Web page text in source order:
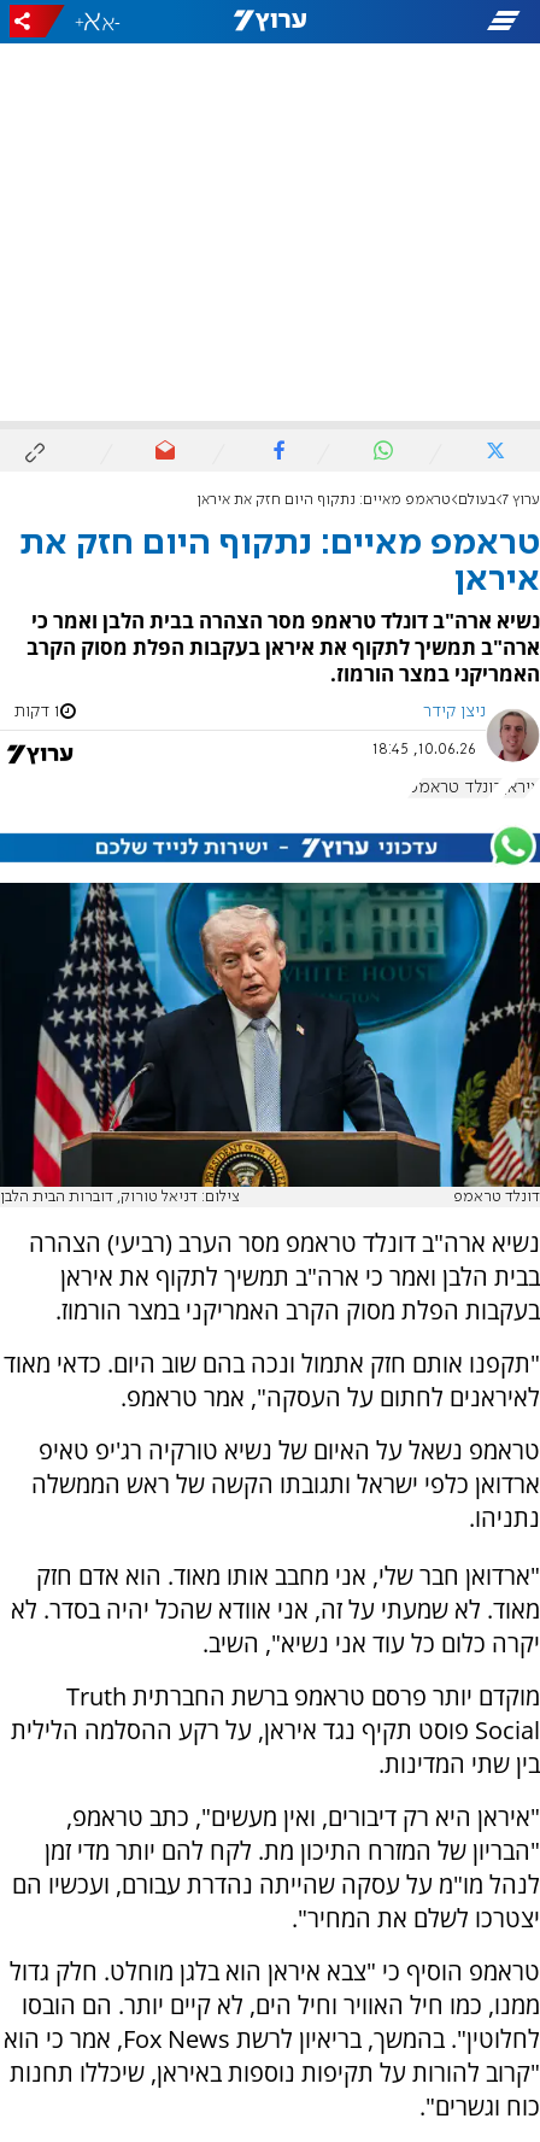
-
+
ערוץ 7 בעולם טראמפ מאיים: נתקוף היום חזק את איראן
טראמפ מאיים: נתקוף היום חזק את
איראן
נשיא ארה"ב דונלד טראמפ מסר הצהרה בבית הלבן ואמר כי
ארה"ב תמשיך לתקוף את איראן בעקבות הפלת מסוק הקרב
האמריקני במצר הורמוז.
ניצן קידר 1 דקות
10.06.26, 18:45
איראן דונלד טראמפ
דונלד טראמפ צילום: דניאל טורוק, דוברות הבית הלבן
נשיא ארה"ב דונלד טראמפ מסר הערב (רביעי) הצהרה
בבית הלבן ואמר כי ארה"ב תמשיך לתקוף את איראן
בעקבות הפלת מסוק הקרב האמריקני במצר הורמוז.
"תקפנו אותם חזק אתמול ונכה בהם שוב היום. כדאי מאוד
לאיראנים לחתום על העסקה", אמר טראמפ.
טראמפ נשאל על האיום של נשיא טורקיה רג'יפ טאיפ
ארדואן כלפי ישראל ותגובתו הקשה של ראש הממשלה
נתניהו.
"ארדואן חבר שלי, אני מחבב אותו מאוד. הוא אדם חזק
מאוד. לא שמעתי על זה, אני אוודא שהכל יהיה בסדר. לא
יקרה כלום כל עוד אני נשיא", השיב.
מוקדם יותר פרסם טראמפ ברשת החברתית Truth
Social פוסט תקיף נגד איראן, על רקע ההסלמה הלילית
בין שתי המדינות.
"איראן היא רק דיבורים, ואין מעשים", כתב טראמפ,
"הבריון של המזרח התיכון מת. לקח להם יותר מדי זמן
לנהל מו"מ על עסקה שהייתה נהדרת עבורם, ועכשיו הם
יצטרכו לשלם את המחיר".
טראמפ הוסיף כי "צבא איראן הוא בלגן מוחלט. חלק גדול
ממנו, כמו חיל האוויר וחיל הים, לא קיים יותר. הם הובסו
לחלוטין". בהמשך, בריאיון לרשת Fox News, אמר כי הוא
"קרוב להורות על תקיפות נוספות באיראן, שיכללו תחנות
כוח וגשרים".